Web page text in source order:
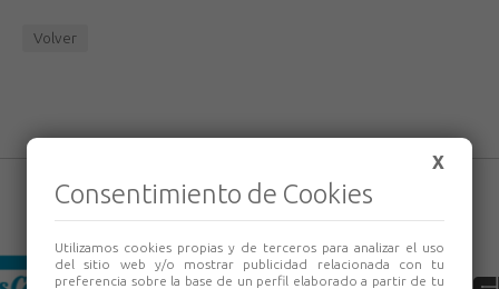
Volver
X
Consentimiento de Cookies
Utilizamos cookies propias y de terceros para analizar el uso
del sitio web y/o mostrar publicidad relacionada con tu
preferencia sobre la base de un perfil elaborado a partir de tu